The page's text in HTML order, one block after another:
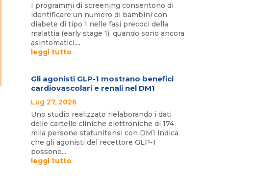
I programmi di screening consentono di
identificare un numero di bambini con
diabete di tipo 1 nelle fasi precoci della
malattia (early stage 1), quando sono ancora
asintomatici....
leggi tutto
Gli agonisti GLP-1 mostrano benefici
cardiovascolari e renali nel DM1
Lug 27, 2026
Uno studio realizzato rielaborando i dati
delle cartelle cliniche elettroniche di 174
mila persone statunitensi con DM1 indica
che gli agonisti del recettore GLP-1
possono...
leggi tutto